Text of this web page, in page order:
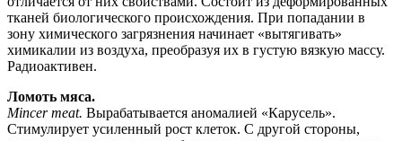
тканей биологического происхождения. При попадании в
зону химического загрязнения начинает «вытягивать»
химикалии из воздуха, преобразуя их в густую вязкую массу.
Радиоактивен.
Ломоть мяса.
Mincer meat. Вырабатывается аномалией «Карусель».
Стимулирует усиленный рост клеток. С другой стороны,